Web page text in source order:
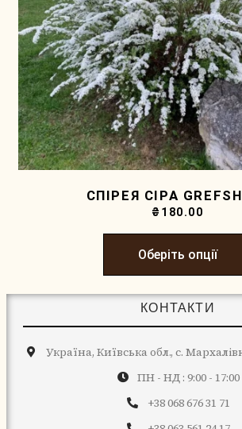
СПІРЕЯ СІРА
₴ 180.00
Оберіть опції
КОНТАКТИ
Україна, Київська обл., с.
ПН - НД : 9:00 - 17:00
+38 068 676 31 71